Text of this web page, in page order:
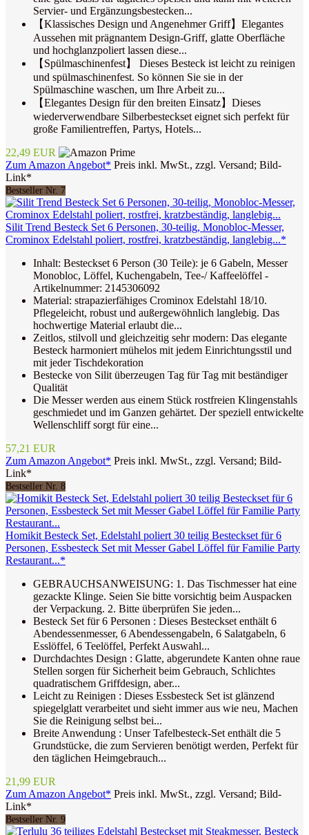
Servier- und Ergänzungsbestecken...
【Klassisches Design und Angenehmer Griff】Elegantes
Aussehen mit prägnantem Design-Griff, glatte Oberfläche
und hochglanzpoliert lassen diese...
【Spülmaschinenfest】 Dieses Besteck ist leicht zu reinigen
und spülmaschinenfest. So können Sie sie in der
Spülmaschine waschen, um Ihre Arbeit zu...
【Elegantes Design für den breiten Einsatz】Dieses
wiederverwendbare Silberbesteckset eignet sich perfekt für
große Familientreffen, Partys, Hotels...
22,49 EUR
Zum Amazon Angebot* Preis inkl. MwSt., zzgl. Versand; Bild-
Link*
Bestseller Nr. 7
Silit Trend Besteck Set 6 Personen, 30-teilig, Monobloc-Messer,
Crominox Edelstahl poliert, rostfrei, kratzbeständig, langlebig...*
Inhalt: Besteckset 6 Person (30 Teile): je 6 Gabeln, Messer
Monobloc, Löffel, Kuchengabeln, Tee-/ Kaffeelöffel -
Artikelnummer: 2145306092
Material: strapazierfähiges Crominox Edelstahl 18/10.
Pflegeleicht, robust und außergewöhnlich langlebig. Das
hochwertige Material erlaubt die...
Zeitlos, stilvoll und gleichzeitig sehr modern: Das elegante
Besteck harmoniert mühelos mit jedem Einrichtungsstil und
mit jeder Tischdekoration
Bestecke von Silit überzeugen Tag für Tag mit beständiger
Qualität
Die Messer werden aus einem Stück rostfreien Klingenstahls
geschmiedet und im Ganzen gehärtet. Der speziell entwickelte
Wellenschliff sorgt für eine...
57,21 EUR
Zum Amazon Angebot* Preis inkl. MwSt., zzgl. Versand; Bild-
Link*
Bestseller Nr. 8
Homikit Besteck Set, Edelstahl poliert 30 teilig Besteckset für 6
Personen, Essbesteck Set mit Messer Gabel Löffel für Familie Party
Restaurant...*
GEBRAUCHSANWEISUNG: 1. Das Tischmesser hat eine
gezackte Klinge. Seien Sie bitte vorsichtig beim Auspacken
der Verpackung. 2. Bitte überprüfen Sie jeden...
Besteck Set für 6 Personen : Dieses Besteckset enthält 6
Abendessenmesser, 6 Abendessengabeln, 6 Salatgabeln, 6
Esslöffel, 6 Teelöffel, Perfekt Auswahl...
Durchdachtes Design : Glatte, abgerundete Kanten ohne raue
Stellen sorgen für Sicherheit beim Gebrauch, Schlichtes
quadratischem Griffdesign, aber...
Leicht zu Reinigen : Dieses Essbesteck Set ist glänzend
spiegelglatt verarbeitet und sieht immer aus wie neu, Machen
Sie die Reinigung selbst bei...
Breite Anwendung : Unser Tafelbesteck-Set enthält die 5
Grundstücke, die zum Servieren benötigt werden, Perfekt für
den täglichen Heimgebrauch...
21,99 EUR
Zum Amazon Angebot* Preis inkl. MwSt., zzgl. Versand; Bild-
Link*
Bestseller Nr. 9